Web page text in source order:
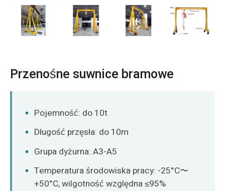
Przenośne suwnice bramowe
Pojemność: do 10t
Długość przęsła: do 10m
Grupa dyżurna: A3-A5
Temperatura środowiska pracy: -25°C〜
+50°C, wilgotność względna ≤95%